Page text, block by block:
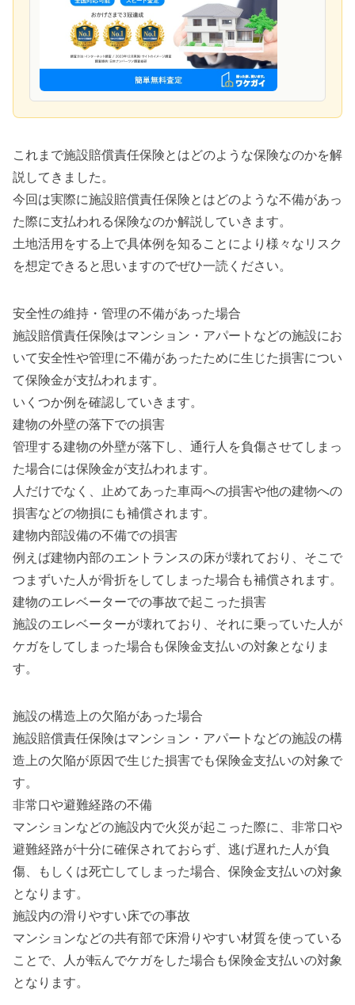
これまで施設賠償責任保険とはどのような保険なのかを解
説してきました。
今回は実際に施設賠償責任保険とはどのような不備があっ
た際に支払われる保険なのか解説していきます。
土地活用をする上で具体例を知ることにより様々なリスク
を想定できると思いますのでぜひ一読ください。
安全性の維持・管理の不備があった場合
施設賠償責任保険はマンション・アパートなどの施設にお
いて安全性や管理に不備があったために生じた損害につい
て保険金が支払われます。
いくつか例を確認していきます。
建物の外壁の落下での損害
管理する建物の外壁が落下し、通行人を負傷させてしまっ
た場合には保険金が支払われます。
人だけでなく、止めてあった車両への損害や他の建物への
損害などの物損にも補償されます。
建物内部設備の不備での損害
例えば建物内部のエントランスの床が壊れており、そこで
つまずいた人が骨折をしてしまった場合も補償されます。
建物のエレベーターでの事故で起こった損害
施設のエレベーターが壊れており、それに乗っていた人が
ケガをしてしまった場合も保険金支払いの対象となりま
す。
施設の構造上の欠陥があった場合
施設賠償責任保険はマンション・アパートなどの施設の構
造上の欠陥が原因で生じた損害でも保険金支払いの対象で
す。
非常口や避難経路の不備
マンションなどの施設内で火災が起こった際に、非常口や
避難経路が十分に確保されておらず、逃げ遅れた人が負
傷、もしくは死亡してしまった場合、保険金支払いの対象
となります。
施設内の滑りやすい床での事故
マンションなどの共有部で床滑りやすい材質を使っている
ことで、人が転んでケガをした場合も保険金支払いの対象
となります。